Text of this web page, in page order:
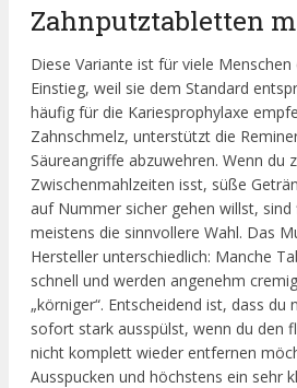
Zahnputztabletten
Diese Variante ist für viele
Einstieg, weil sie dem Standard
häufig für die Kariesprophylaxe
Zahnschmelz, unterstützt die
Säureangriffe abzuwehren. Wenn du
Zwischenmahlzeiten isst, süße
auf Nummer sicher gehen willst,
meistens die sinnvollere Wahl. Das
Hersteller unterschiedlich: Manche
schnell und werden angenehm
„körniger“. Entscheidend ist, dass
sofort stark ausspülst, wenn du den
nicht komplett wieder entfernen
Ausspucken und höchstens ein sehr